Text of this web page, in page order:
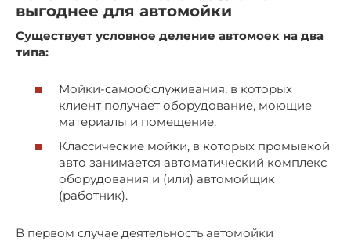
выгоднее для автомойки
Существует условное деление автомоек на два
типа:
Мойки-самообслуживания, в которых
клиент получает оборудование, моющие
материалы и помещение.
Классические мойки, в которых промывкой
авто занимается автоматический комплекс
оборудования и (или) автомойщик
(работник).
В первом случае деятельность автомойки